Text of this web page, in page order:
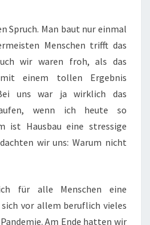
Spruch. Man baut nur einmal
Menschen trifft das
wir waren froh, als das
mit einem tollen Ergebnis
uns war ja wirklich das
wenn ich heute so
ist Hausbau eine stressige
wir uns: Warum nicht
für alle Menschen eine
vor allem beruflich vieles
Am Ende hatten wir